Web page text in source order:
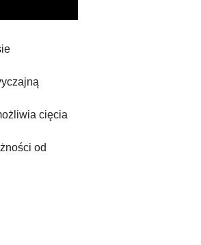
cięcia
od